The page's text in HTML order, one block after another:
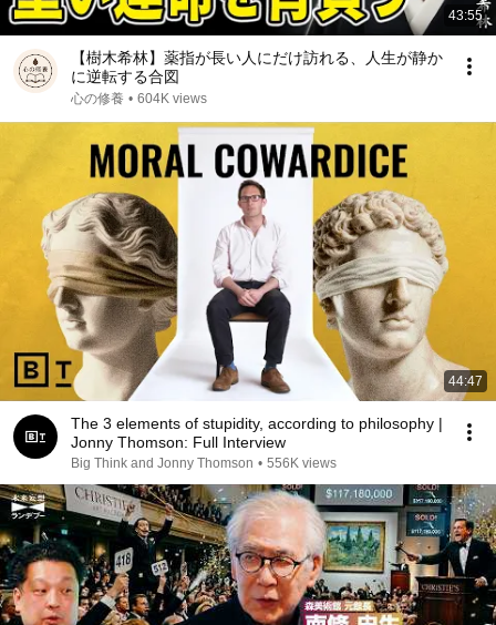
43:55
【樹木希林】薬指が長い人にだけ訪れる、人生が静か
に逆転する合図
心の修養 • 604K views
44:47
The 3 elements of stupidity, according to philosophy |
Jonny Thomson: Full Interview
Big Think and Jonny Thomson • 556K views